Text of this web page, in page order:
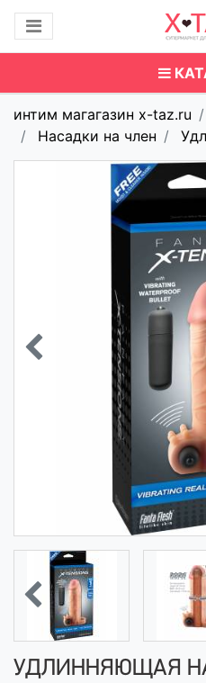
интим магагазин x-taz.ru
Насадки на член
УДЛИННЯЮЩАЯ